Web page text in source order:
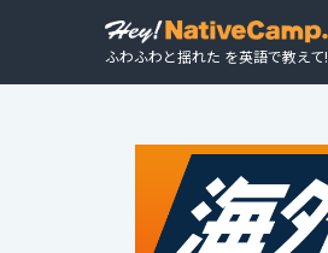
ふわふわと揺れた を英語で教えて!